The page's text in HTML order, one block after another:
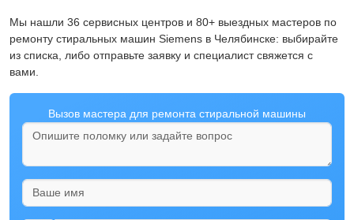
Мы нашли 36 сервисных центров и 80+ выездных мастеров по
ремонту стиральных машин Siemens в Челябинске: выбирайте
из списка, либо отправьте заявку и специалист свяжется с
вами.
Вызов мастера для ремонта стиральной машины